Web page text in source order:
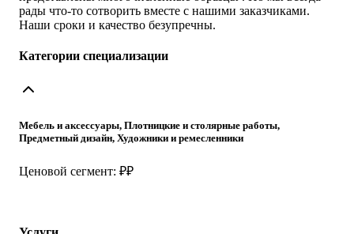
рады что-то сотворить вместе с нашими заказчиками.
Наши сроки и качество безупречны.
Категории специализации
Мебель и аксессуары, Плотницкие и столярные работы,
Предметный дизайн, Художники и ремесленники
Ценовой сегмент: ₽₽